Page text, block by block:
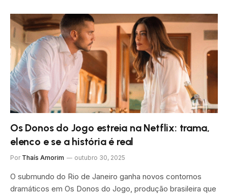
Os Donos do Jogo estreia na Netflix: trama,
elenco e se a história é real
Por Thaís Amorim outubro 30, 2025
O submundo do Rio de Janeiro ganha novos contornos
dramáticos em Os Donos do Jogo, produção brasileira que